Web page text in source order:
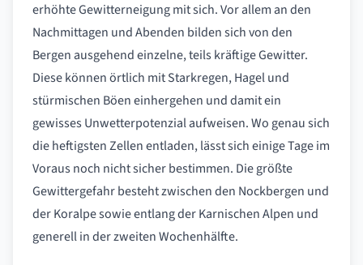
erhöhte Gewitterneigung mit sich. Vor allem an den
Nachmittagen und Abenden bilden sich von den
Bergen ausgehend einzelne, teils kräftige Gewitter.
Diese können örtlich mit Starkregen, Hagel und
stürmischen Böen einhergehen und damit ein
gewisses Unwetterpotenzial aufweisen. Wo genau sich
die heftigsten Zellen entladen, lässt sich einige Tage im
Voraus noch nicht sicher bestimmen. Die größte
Gewittergefahr besteht zwischen den Nockbergen und
der Koralpe sowie entlang der Karnischen Alpen und
generell in der zweiten Wochenhälfte.